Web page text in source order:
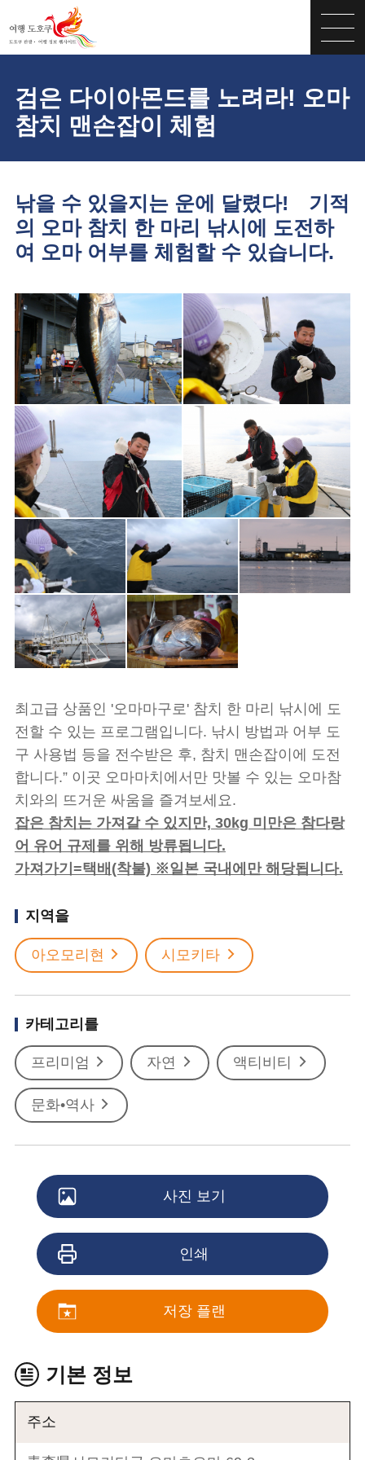
검은 다이아몬드를 노려라! 오마
참치 맨손잡이 체험
낚을 수 있을지는 운에 달렸다! 기적
의 오마 참치 한 마리 낚시에 도전하
여 오마 어부를 체험할 수 있습니다.
최고급 상품인 '오마마구로' 참치 한 마리 낚시에 도
전할 수 있는 프로그램입니다. 낚시 방법과 어부 도
구 사용법 등을 전수받은 후, 참치 맨손잡이에 도전
합니다.” 이곳 오마마치에서만 맛볼 수 있는 오마참
치와의 뜨거운 싸움을 즐겨보세요.
잡은 참치는 가져갈 수 있지만, 30kg 미만은 참다랑
어 유어 규제를 위해 방류됩니다.
가져가기=택배(착불) ※일본 국내에만 해당됩니다.
지역을
아오모리현 시모키타
카테고리를
프리미엄 자연 액티비티
문화•역사
사진 보기
인쇄
저장 플랜
기본 정보
주소